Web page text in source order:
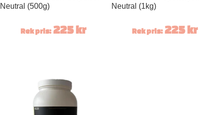
Neutral (500g)
Rek pris: 225kr
Neutral (1kg)
Rek pris: 225kr